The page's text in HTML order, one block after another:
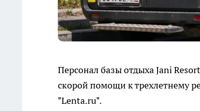
Персонал базы отдыха Jani
скорой помощи к трехлетнему
"Lenta.ru".